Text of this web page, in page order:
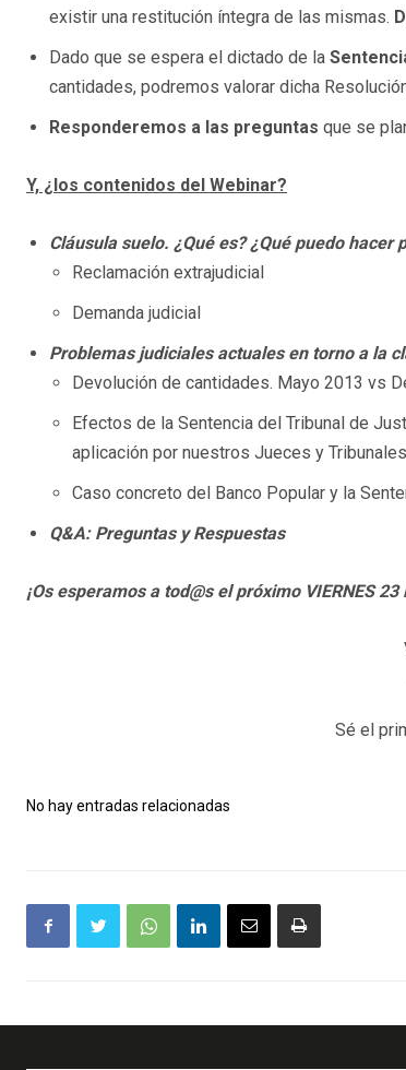
existir una restitución íntegra de las mismas.
Dado que se espera el dictado de la
cantidades, podremos valorar dicha
Responderemos a las preguntas que se
Y, ¿los contenidos del Webinar?
Cláusula suelo. ¿Qué es? ¿Qué puedo
Reclamación extrajudicial
Demanda judicial
Problemas judiciales actuales en torno a la
Devolución de cantidades. Mayo 2013 vs
Efectos de la Sentencia del Tribunal de
aplicación por nuestros Jueces y
Caso concreto del Banco Popular y la
Q&A: Preguntas y Respuestas
¡Os esperamos a tod@s el próximo VIERNES
Sé el
No hay entradas relacionadas